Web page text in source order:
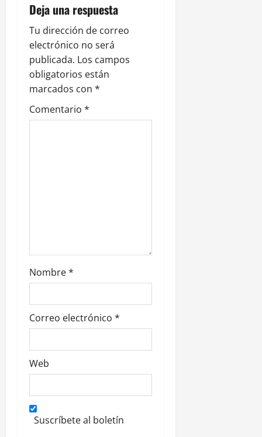
d
e
e
n
t
Deja una respuesta
Tu dirección de correo
electrónico no será
publicada. Los campos
obligatorios están
marcados con *
Comentario *
Nombre*
Correo electrónico *
Web
Suscríbete al boletín